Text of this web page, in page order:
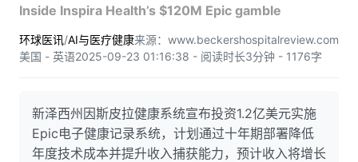
Inside Inspira Health’s $120M Epic gamble
环球医讯/AI与医疗健康来源：www.beckershospitalreview.com
美国 - 英语2025-09-23 01:16:38 - 阅读时长3分钟 - 1176字
新泽西州因斯皮拉健康系统宣布投资1.2亿美元实施
Epic电子健康记录系统，计划通过十年期部署降低
年度技术成本并提升收入捕获能力，预计收入将增长